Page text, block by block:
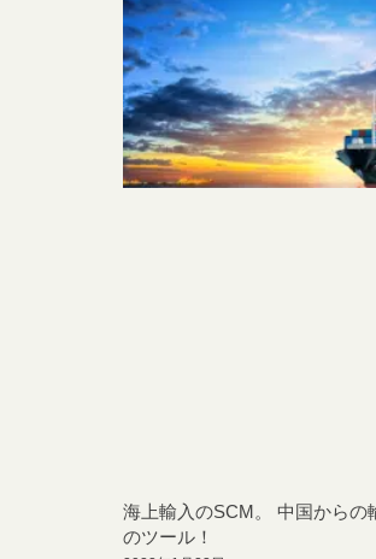
海上輸入のSCM。 中国からの
のツール！